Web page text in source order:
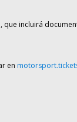
incluirá
en